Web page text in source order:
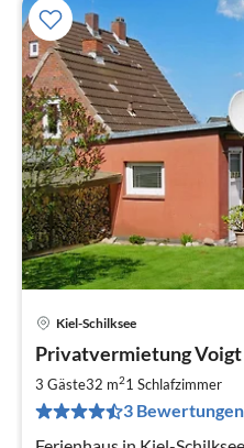
Kiel-Schilksee
Privatvermietung Voigt
3 Gäste32 m21 Schlafzimmer
3 Bewertungen